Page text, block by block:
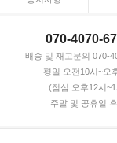
070-4070-
배송 및 재고문의 070-
평일 오전10시~오
(점심 오후12시
주말 및 공휴일